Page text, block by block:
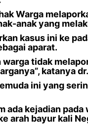
Warga
anak yang
kasus ini ke
aparat.
warga tidak
katanya
ini yang
ada kejadian
arah bayur kali